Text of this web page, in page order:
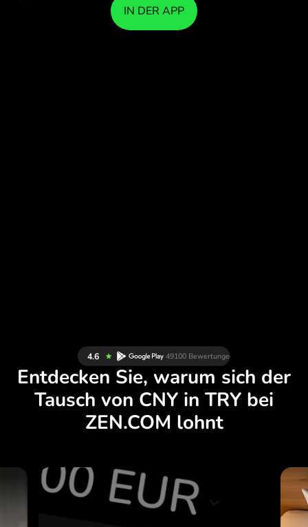
IN DER APP
Entdecken Sie, warum sich der
Tausch von CNY in TRY bei
ZEN.COM lohnt
28 WÄHRUNGEN